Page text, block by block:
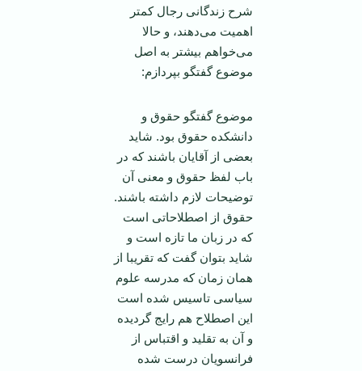
شرح زندگانی رجال کمتر
اهمیت می‌دهند، و حالا
می‌خواهم بیشتر به اصل
موضوع گفتگو بپردازم:
موضوع گفتگو حقوق و
دانشکده حقوق بود. شاید
بعضی از آقایان باشند که در
باب لفظ حقوق و معنی آن
توضیحات لازم داشته باشند.
حقوق از اصطلاحاتی است
که در زبان ما تازه است و
شاید بتوان گفت که تقریبا از
همان زمان که مدرسه علوم
سیاسی تاسیس شده است
این اصطلاح هم رایج گردیده
و آن به تقلید و اقتباس از
فرانسویان درست شده